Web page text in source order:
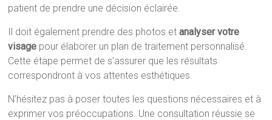
patient de prendre une décision éclairée.
Il doit également prendre des photos etanalyser votre
visage pour élaborer un plan de traitement personnalisé.
Cette étape permet de s’assurer que les résultats
correspondront à vos attentes esthétiques.
N’hésitez pas à poser toutes les questions nécessaires et à
exprimer vos préoccupations. Une consultation réussie se